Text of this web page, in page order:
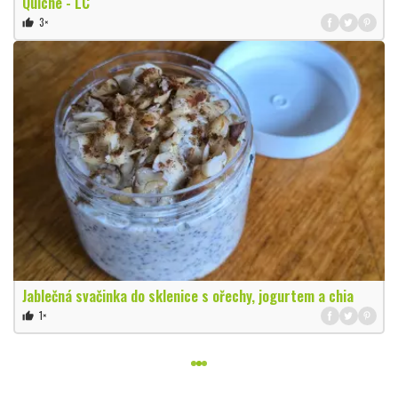
thumb_up 3×
Jablečná svačinka do sklenice s ořechy, jogurtem a chia
thumb_up 1×